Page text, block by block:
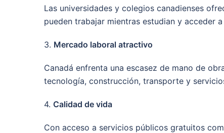
Las universidades y colegios canadienses
pueden trabajar mientras estudian y acceder
3. Mercado laboral atractivo
Canadá enfrenta una escasez de mano de
tecnología, construcción, transporte y
4. Calidad de vida
Con acceso a servicios públicos gratuitos